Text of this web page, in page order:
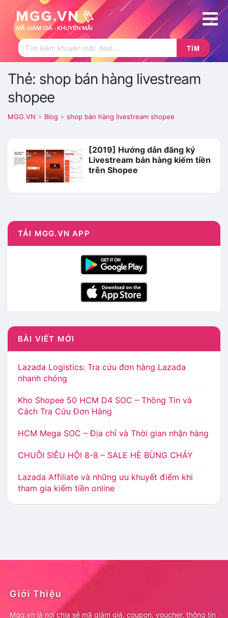
TÌM
Thẻ: shop bán hàng livestream
shopee
MGG.VN > Blog > shop bán hàng livestream shopee
[2019] Hướng dẫn đăng ký
Livestream bán hàng kiếm tiền
trên Shopee
TẢI MGG.VN APP
BÀI VIẾT MỚI
Lazada Logistics: Tra cứu đơn hàng Lazada
nhanh chóng
Kho Shopee 50 HCM D4 SOC – Thông Tin và
Cách Tra Cứu Đơn Hàng
HCM Mega SOC – Địa chỉ và Thời gian nhận hàng
CHUỖI SIÊU HỘI 8-8 – SALE HÈ BÙNG CHÁY
Lazada Affiliate và những ưu khuyết điểm khi
tham gia kiếm tiền online
Giới Thiệu
Mgg.vn là nơi chia sẻ mã giảm giá, coupon, voucher, thông tin